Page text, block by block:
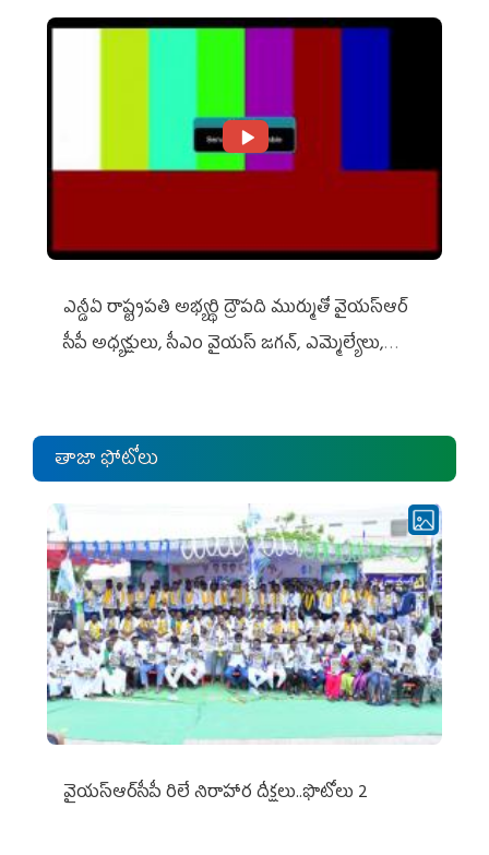
ఎన్డీఏ రాష్ట్ర‌ప‌తి అభ్య‌ర్థి ద్రౌప‌ది ముర్ముతో వైయ‌స్ఆర్
సీపీ అధ్య‌క్షులు, సీఎం వైయ‌స్ జ‌గ‌న్, ఎమ్మెల్యేలు,
తాజా ఫోటోలు
వైయ‌స్ఆర్‌సీపీ రిలే నిరాహార దీక్షలు..ఫొటోలు 2